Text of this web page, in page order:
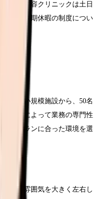
特に美容クリニックは土日
や、長期休暇の制度につい
下の小規模施設から、50名
規模によって業務の専門性
アプランに合った環境を選
場の雰囲気を大きく左右し